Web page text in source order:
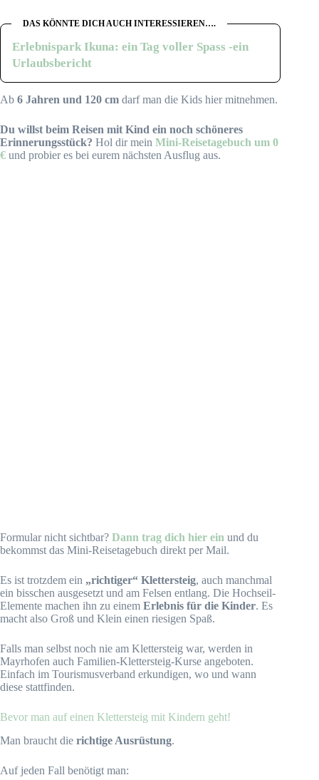
DAS KÖNNTE DICH AUCH INTERESSIEREN….
Erlebnispark Ikuna: ein Tag voller Spass -ein
Urlaubsbericht
Ab 6 Jahren und 120 cm darf man die Kids hier mitnehmen.
Du willst beim Reisen mit Kind ein noch schöneres
Erinnerungsstück? Hol dir mein Mini-Reisetagebuch um 0
€ und probier es bei eurem nächsten Ausflug aus.
Formular nicht sichtbar? Dann trag dich hier ein und du
bekommst das Mini-Reisetagebuch direkt per Mail.
Es ist trotzdem ein „richtiger“ Klettersteig, auch manchmal
ein bisschen ausgesetzt und am Felsen entlang. Die Hochseil-
Elemente machen ihn zu einem Erlebnis für die Kinder. Es
macht also Groß und Klein einen riesigen Spaß.
Falls man selbst noch nie am Klettersteig war, werden in
Mayrhofen auch Familien-Klettersteig-Kurse angeboten.
Einfach im Tourismusverband erkundigen, wo und wann
diese stattfinden.
Bevor man auf einen Klettersteig mit Kindern geht!
Man braucht die richtige Ausrüstung.
Auf jeden Fall benötigt man: